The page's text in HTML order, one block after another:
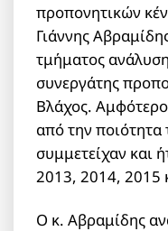
προπονητικών
Γιάννης
τμήματος
συνεργάτης
Βλάχος.
από την
συμμετείχαν και
2013, 2014, 2015
Ο κ. Αβραμίδης